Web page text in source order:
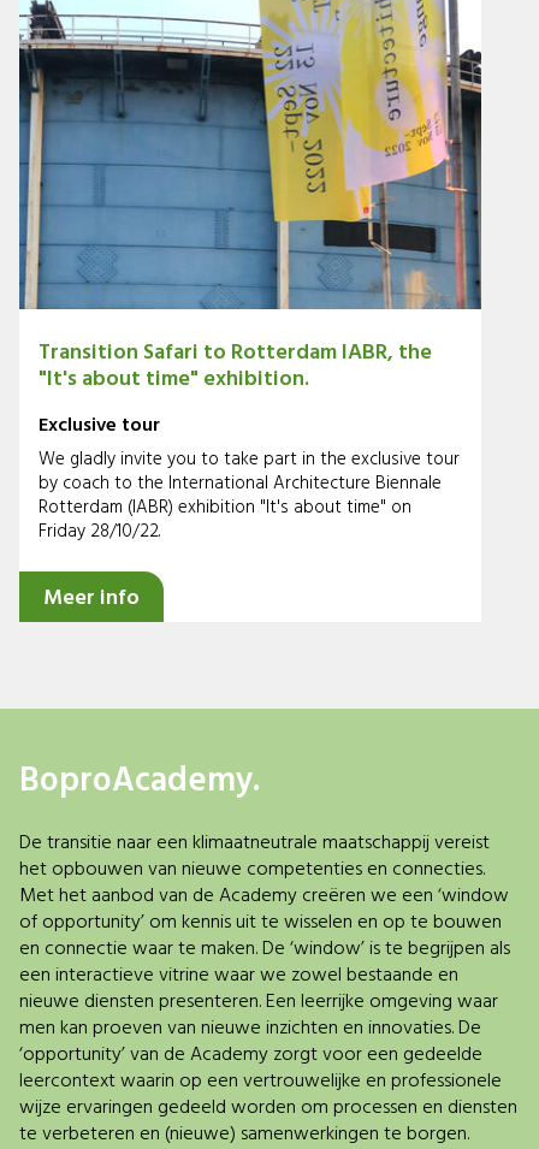
Transition Safari to Rotterdam IABR, the
"It's about time" exhibition.
Exclusive tour
We gladly invite you to take part in the exclusive tour
by coach to the International Architecture Biennale
Rotterdam (IABR) exhibition "It's about time" on
Friday 28/10/22.
Meer info
BoproAcademy.
De transitie naar een klimaatneutrale maatschappij vereist
het opbouwen van nieuwe competenties en connecties.
Met het aanbod van de Academy creëren we een ‘window
of opportunity’ om kennis uit te wisselen en op te bouwen
en connectie waar te maken. De ‘window’ is te begrijpen als
een interactieve vitrine waar we zowel bestaande en
nieuwe diensten presenteren. Een leerrijke omgeving waar
men kan proeven van nieuwe inzichten en innovaties. De
‘opportunity’ van de Academy zorgt voor een gedeelde
leercontext waarin op een vertrouwelijke en professionele
wijze ervaringen gedeeld worden om processen en diensten
te verbeteren en (nieuwe) samenwerkingen te borgen.